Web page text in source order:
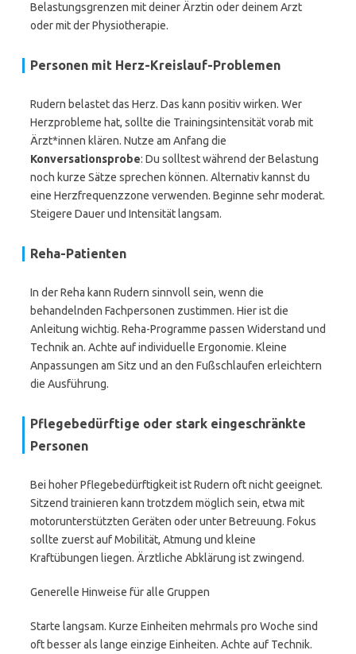
Belastungsgrenzen mit deiner Ärztin oder deinem Arzt
oder mit der Physiotherapie.
Personen mit Herz-Kreislauf-Problemen
Rudern belastet das Herz. Das kann positiv wirken. Wer
Herzprobleme hat, sollte die Trainingsintensität vorab mit
Ärzt*innen klären. Nutze am Anfang die
Konversationsprobe: Du solltest während der Belastung
noch kurze Sätze sprechen können. Alternativ kannst du
eine Herzfrequenzzone verwenden. Beginne sehr moderat.
Steigere Dauer und Intensität langsam.
Reha-Patienten
In der Reha kann Rudern sinnvoll sein, wenn die
behandelnden Fachpersonen zustimmen. Hier ist die
Anleitung wichtig. Reha-Programme passen Widerstand und
Technik an. Achte auf individuelle Ergonomie. Kleine
Anpassungen am Sitz und an den Fußschlaufen erleichtern
die Ausführung.
Pflegebedürftige oder stark eingeschränkte
Personen
Bei hoher Pflegebedürftigkeit ist Rudern oft nicht geeignet.
Sitzend trainieren kann trotzdem möglich sein, etwa mit
motorunterstützten Geräten oder unter Betreuung. Fokus
sollte zuerst auf Mobilität, Atmung und kleine
Kraftübungen liegen. Ärztliche Abklärung ist zwingend.
Generelle Hinweise für alle Gruppen
Starte langsam. Kurze Einheiten mehrmals pro Woche sind
oft besser als lange einzige Einheiten. Achte auf Technik.